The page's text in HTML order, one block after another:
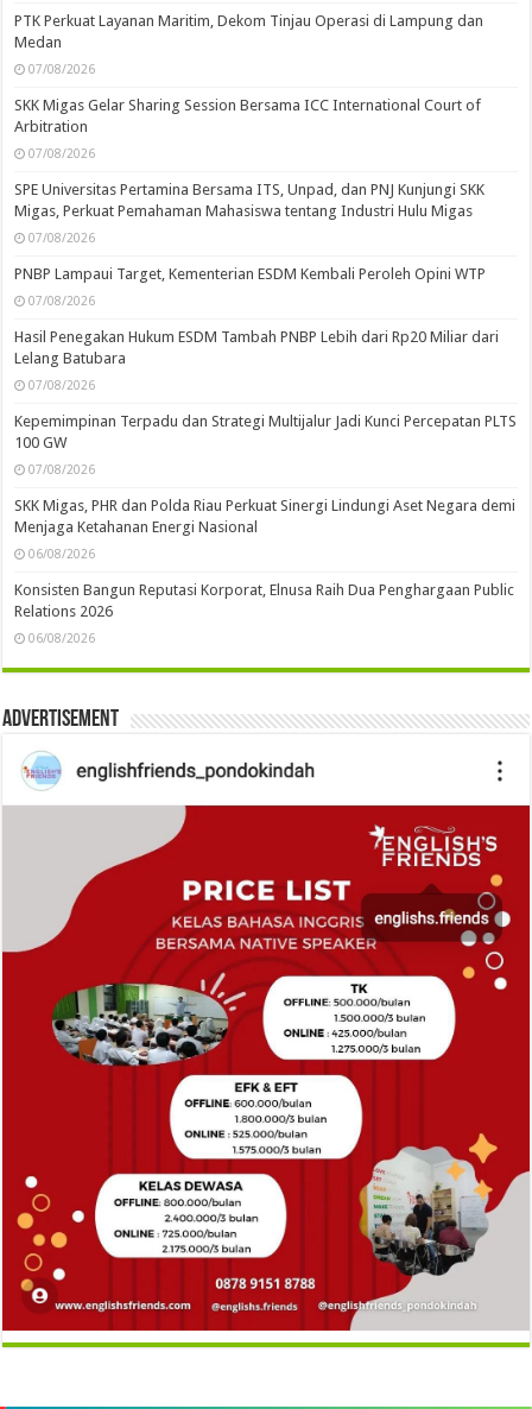
PTK Perkuat Layanan Maritim, Dekom Tinjau Operasi di Lampung dan
Medan
07/08/2026
SKK Migas Gelar Sharing Session Bersama ICC International Court of
Arbitration
07/08/2026
SPE Universitas Pertamina Bersama ITS, Unpad, dan PNJ Kunjungi SKK
Migas, Perkuat Pemahaman Mahasiswa tentang Industri Hulu Migas
07/08/2026
PNBP Lampaui Target, Kementerian ESDM Kembali Peroleh Opini WTP
07/08/2026
Hasil Penegakan Hukum ESDM Tambah PNBP Lebih dari Rp20 Miliar dari
Lelang Batubara
07/08/2026
Kepemimpinan Terpadu dan Strategi Multijalur Jadi Kunci Percepatan PLTS
100 GW
07/08/2026
SKK Migas, PHR dan Polda Riau Perkuat Sinergi Lindungi Aset Negara demi
Menjaga Ketahanan Energi Nasional
06/08/2026
Konsisten Bangun Reputasi Korporat, Elnusa Raih Dua Penghargaan Public
Relations 2026
06/08/2026
Advertisement